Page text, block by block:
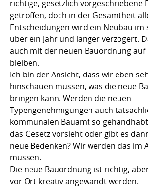
richtige, gesetzlich vorgeschriebene
getroffen, doch in der Gesamtheit
Entscheidungen wird ein Neubau im
über ein Jahr und länger verzögert.
auch mit der neuen Bauordnung auf
bleiben.
Ich bin der Ansicht, dass wir eben
hinschauen müssen, was die neue
bringen kann. Werden die neuen
Typengenehmigungen auch
kommunalen Bauamt so
das Gesetz vorsieht oder gibt es
neue Bedenken? Wir werden das im
müssen.
Die neue Bauordnung ist richtig,
vor Ort kreativ angewandt werden.